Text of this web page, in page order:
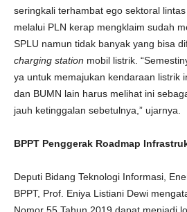
seringkali terhambat ego sektoral
melalui PLN kerap mengklaim sudah
SPLU namun tidak banyak yang bisa
charging station mobil listrik.
ya untuk memajukan kendaraan listrik
dan BUMN lain harus melihat ini
jauh ketinggalan sebetulnya,” ujarnya.
BPPT Penggerak Roadmap
Deputi Bidang Teknologi Informasi,
BPPT, Prof. Eniya Listiani Dewi